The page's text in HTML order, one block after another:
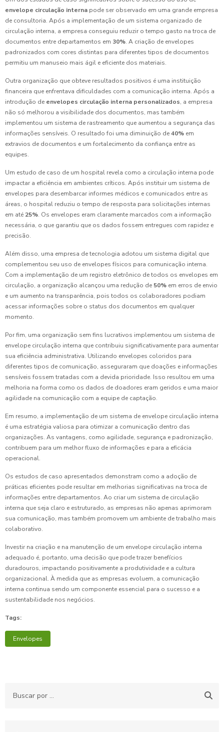
envelope circulação interna pode ser observado em uma grande empresa
de consultoria. Após a implementação de um sistema organizado de
circulação interna, a empresa conseguiu reduzir o tempo gasto na troca de
documentos entre departamentos em 30%. A criação de envelopes
padronizados com cores distintas para diferentes tipos de documentos
permitiu um manuseio mais ágil e eficiente dos materiais.
Outra organização que obteve resultados positivos é uma instituição
financeira que enfrentava dificuldades com a comunicação interna. Após a
introdução de envelopes circulação interna personalizados, a empresa
não só melhorou a visibilidade dos documentos, mas também
implementou um sistema de rastreamento que aumentou a segurança das
informações sensíveis. O resultado foi uma diminuição de40% em
extravios de documentos e um fortalecimento da confiança entre as
equipes.
Um estudo de caso de um hospital revela como a circulação interna pode
impactar a eficiência em ambientes críticos. Após instituir um sistema de
envelopes para desembarcar informes médicos e comunicados entre as
áreas, o hospital reduziu o tempo de resposta para solicitações internas
em até 25%. Os envelopes eram claramente marcados com a informação
necessária, o que garantiu que os dados fossem entregues com rapidez e
precisão.
Além disso, uma empresa de tecnologia adotou um sistema digital que
complementou seu uso de envelopes físicos para comunicação interna.
Com a implementação de um registro eletrônico de todos os envelopes em
circulação, a organização alcançou uma redução de 50% em erros de envio
e um aumento na transparência, pois todos os colaboradores podiam
acessar informações sobre o status dos documentos em qualquer
momento.
Por fim, uma organização sem fins lucrativos implementou um sistema de
envelope circulação interna que contribuiu significativamente para aumentar
sua eficiência administrativa. Utilizando envelopes coloridos para
diferentes tipos de comunicação, asseguraram que doações e informações
sensíveis fossem tratadas com a devida prioridade. Isso resultou em uma
melhoria na forma como os dados de doadores eram geridos e uma maior
agilidade na comunicação com a equipe de captação.
Em resumo, a implementação de um sistema de envelope circulação interna
é uma estratégia valiosa para otimizar a comunicação dentro das
organizações. As vantagens, como agilidade, segurança e padronização,
contribuem para um melhor fluxo de informações e para a eficácia
operacional.
Os estudos de caso apresentados demonstram como a adoção de
práticas eficientes pode resultar em melhorias significativas na troca de
informações entre departamentos. Ao criar um sistema de circulação
interna que seja claro e estruturado, as empresas não apenas aprimoram
sua comunicação, mas também promovem um ambiente de trabalho mais
colaborativo.
Investir na criação e na manutenção de um envelope circulação interna
adequado é, portanto, uma decisão que pode trazer benefícios
duradouros, impactando positivamente a produtividade e a cultura
organizacional. À medida que as empresas evoluem, a comunicação
interna continua sendo um componente essencial para o sucesso e a
sustentabilidade nos negócios.
Tags:
Envelopes